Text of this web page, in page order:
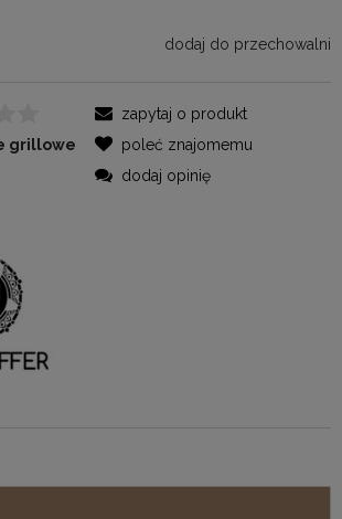
dodaj do przechowalni
grillowe
zapytaj o produkt
poleć znajomemu
dodaj opinię